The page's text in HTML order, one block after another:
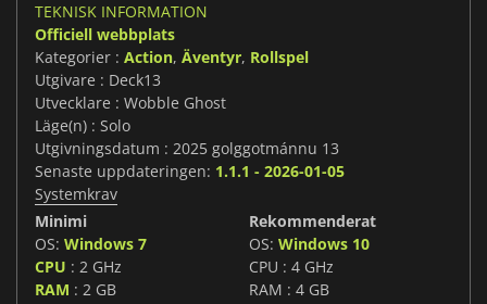
TEKNISK INFORMATION
Officiell webbplats
Kategorier : Action, Äventyr, Rollspel
Utgivare : Deck13
Utvecklare : Wobble Ghost
Läge(n) : Solo
Utgivningsdatum : 2025 golggotmánnu 13
Senaste uppdateringen: 1.1.1 - 2026-01-05
Systemkrav
Minimi
OS: Windows 7
CPU : 2 GHz
RAM : 2 GB
Rekommenderat
OS: Windows 10
CPU : 4 GHz
RAM : 4 GB